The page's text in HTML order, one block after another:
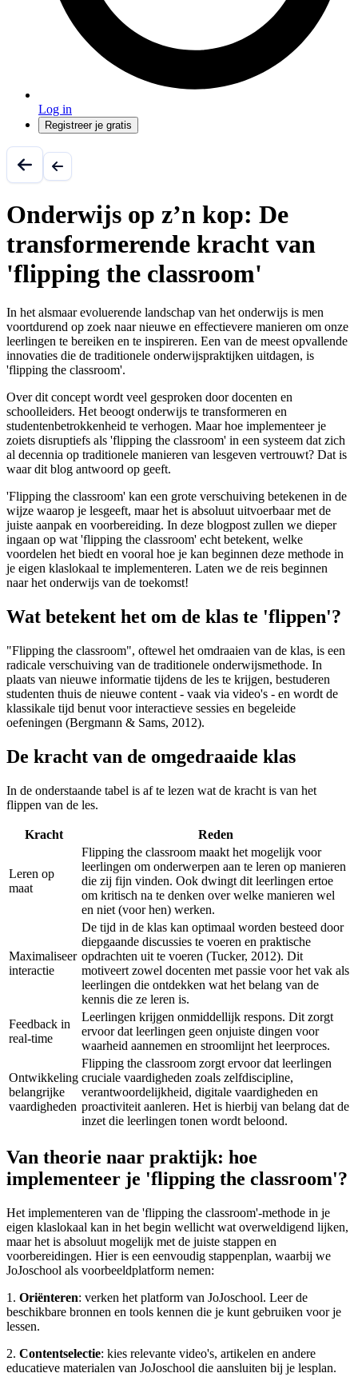
Log in
Registreer je gratis
Onderwijs op z’n kop: De
transformerende kracht van
'flipping the classroom'
In het alsmaar evoluerende landschap van het onderwijs is men
voortdurend op zoek naar nieuwe en effectievere manieren om onze
leerlingen te bereiken en te inspireren. Een van de meest opvallende
innovaties die de traditionele onderwijspraktijken uitdagen, is
'flipping the classroom'.
Over dit concept wordt veel gesproken door docenten en
schoolleiders. Het beoogt onderwijs te transformeren en
studentenbetrokkenheid te verhogen. Maar hoe implementeer je
zoiets disruptiefs als 'flipping the classroom' in een systeem dat zich
al decennia op traditionele manieren van lesgeven vertrouwt? Dat is
waar dit blog antwoord op geeft.
'Flipping the classroom' kan een grote verschuiving betekenen in de
wijze waarop je lesgeeft, maar het is absoluut uitvoerbaar met de
juiste aanpak en voorbereiding. In deze blogpost zullen we dieper
ingaan op wat 'flipping the classroom' echt betekent, welke
voordelen het biedt en vooral hoe je kan beginnen deze methode in
je eigen klaslokaal te implementeren. Laten we de reis beginnen
naar het onderwijs van de toekomst!
Wat betekent het om de klas te 'flippen'?
"Flipping the classroom", oftewel het omdraaien van de klas, is een
radicale verschuiving van de traditionele onderwijsmethode. In
plaats van nieuwe informatie tijdens de les te krijgen, bestuderen
studenten thuis de nieuwe content - vaak via video's - en wordt de
klassikale tijd benut voor interactieve sessies en begeleide
oefeningen (Bergmann & Sams, 2012).
De kracht van de omgedraaide klas
In de onderstaande tabel is af te lezen wat de kracht is van het
flippen van de les.
Kracht Reden
Leren op
maat
Flipping the classroom maakt het mogelijk voor
leerlingen om onderwerpen aan te leren op manieren
die zij fijn vinden. Ook dwingt dit leerlingen ertoe
om kritisch na te denken over welke manieren wel
en niet (voor hen) werken.
Maximaliseer
interactie
De tijd in de klas kan optimaal worden besteed door
diepgaande discussies te voeren en praktische
opdrachten uit te voeren (Tucker, 2012). Dit
motiveert zowel docenten met passie voor het vak als
leerlingen die ontdekken wat het belang van de
kennis die ze leren is.
Feedback in
real-time
Leerlingen krijgen onmiddellijk respons. Dit zorgt
ervoor dat leerlingen geen onjuiste dingen voor
waarheid aannemen en stroomlijnt het leerproces.
Ontwikkeling
belangrijke
vaardigheden
Flipping the classroom zorgt ervoor dat leerlingen
cruciale vaardigheden zoals zelfdiscipline,
verantwoordelijkheid, digitale vaardigheden en
proactiviteit aanleren. Het is hierbij van belang dat de
inzet die leerlingen tonen wordt beloond.
Van theorie naar praktijk: hoe
implementeer je 'flipping the classroom'?
Het implementeren van de 'flipping the classroom'-methode in je
eigen klaslokaal kan in het begin wellicht wat overweldigend lijken,
maar het is absoluut mogelijk met de juiste stappen en
voorbereidingen. Hier is een eenvoudig stappenplan, waarbij we
JoJoschool als voorbeeldplatform nemen:
1. Oriënteren: verken het platform van JoJoschool. Leer de
beschikbare bronnen en tools kennen die je kunt gebruiken voor je
lessen.
2. Contentselectie: kies relevante video's, artikelen en andere
educatieve materialen van JoJoschool die aansluiten bij je lesplan.